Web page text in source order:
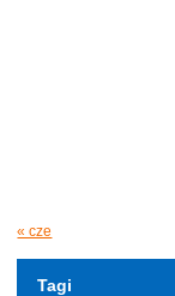
« cze
Tagi